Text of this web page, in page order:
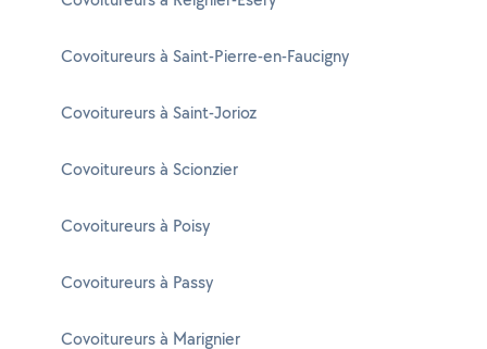
Covoitureurs à Saint-Pierre-en-Faucigny
Covoitureurs à Saint-Jorioz
Covoitureurs à Scionzier
Covoitureurs à Poisy
Covoitureurs à Passy
Covoitureurs à Marignier